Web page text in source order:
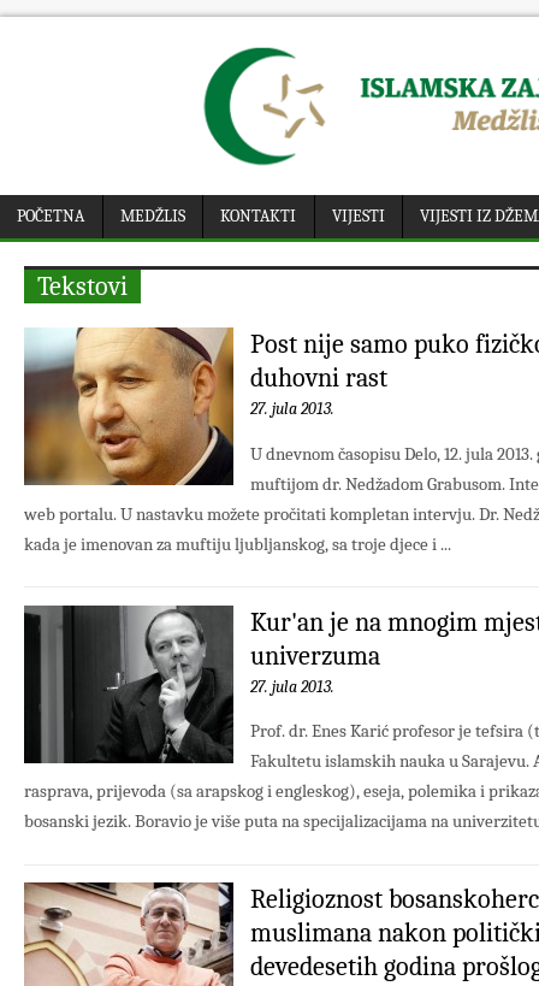
POČETNA MEDŽLIS KONTAKTI VIJESTI VIJESTI IZ
Tekstovi
Post nije samo puko
duhovni rast
27. jula 2013.
U dnevnom časopisu Delo, 12. jula
muftijom dr. Nedžadom Grabusom.
web portalu. U nastavku možete pročitati kompletan intervju. Dr.
kada je imenovan za muftiju ljubljanskog, sa troje djece i ...
Kur'an je na mnogim
univerzuma
27. jula 2013.
Prof. dr. Enes Karić profesor je tefsira
Fakultetu islamskih nauka u Sarajevu.
rasprava, prijevoda (sa arapskog i engleskog), eseja, polemika i
bosanski jezik. Boravio je više puta na specijalizacijama na
Religioznost
muslimana nakon
devedesetih godina